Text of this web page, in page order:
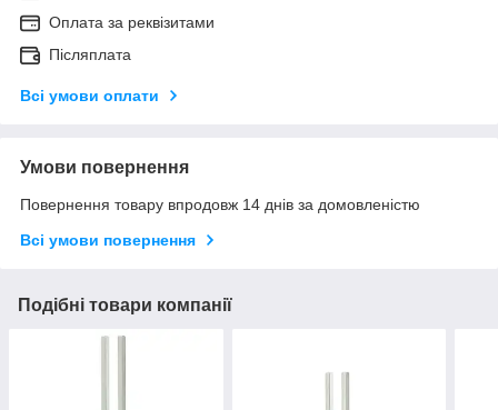
Оплата за реквізитами
Післяплата
Всі умови оплати
Умови повернення
Повернення товару впродовж 14 днів за домовленістю
Всі умови повернення
Подібні товари компанії